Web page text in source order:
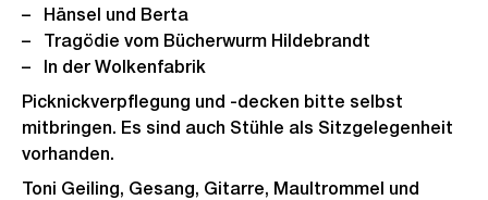
Hänsel und Berta
Tragödie vom Bücherwurm Hildebrandt
In der Wolkenfabrik
Picknickverpflegung und -decken bitte selbst
mitbringen. Es sind auch Stühle als Sitzgelegenheit
vorhanden.
Toni Geiling, Gesang, Gitarre, Maultrommel und